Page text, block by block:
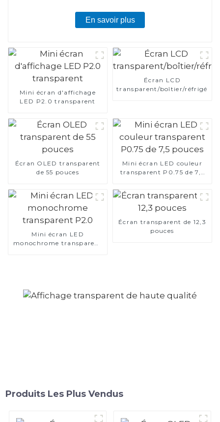
En savoir plus
Mini écran d'affichage
LED P2.0 transparent
Écran LCD
transparent/boîtier/
Écran OLED transparent
de 55 pouces
Mini écran LED couleur
transparent P0.75 de 7,5
Mini écran LED
monochrome transparent
Écran transparent de 12,3
pouces
Produits Les Plus Vendus